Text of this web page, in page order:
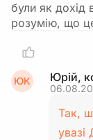
були як дохід
розумію, що
ЮК Юрій,
Так,
увазі